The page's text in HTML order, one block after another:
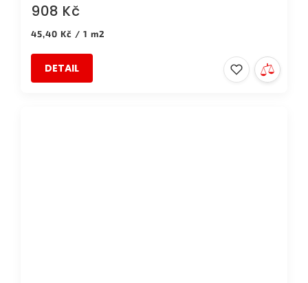
908 Kč
Měrná
45,40 Kč / 1 m2
DETAIL